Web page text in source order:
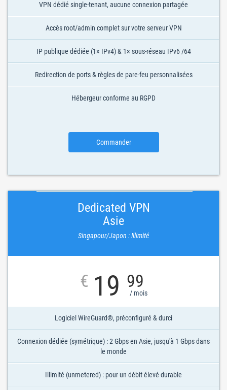
VPN dédié single-tenant, aucune connexion partagée
Accès root/admin complet sur votre serveur VPN
IP publique dédiée (1× IPv4) & 1× sous-réseau IPv6 /64
Redirection de ports & règles de pare-feu personnalisées
Hébergeur conforme au RGPD
Commander
Dedicated VPN
Asie
Singapour/Japon : Illimité
€ 19 99
/ mois
Logiciel WireGuard®, préconfiguré & durci
Connexion dédiée (symétrique) : 2 Gbps en Asie, jusqu'à 1 Gbps dans
le monde
Illimité (unmetered) : pour un débit élevé durable